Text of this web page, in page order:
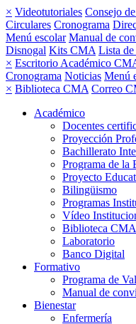
× Videotutoriales Consejo
Circulares Cronograma
Menú escolar Manual de
Disnogal Kits CMA Lista
× Escritorio Académico
Cronograma Noticias Menú
× Biblioteca CMA Correo
Académico
Docentes
Proyección
Bachillerato
Programa de la
Proyecto
Bilingüismo
Programas
Vídeo
Biblioteca CMA
Laboratorio
Banco Digital
Formativo
Programa de
Manual de
Bienestar
Enfermería